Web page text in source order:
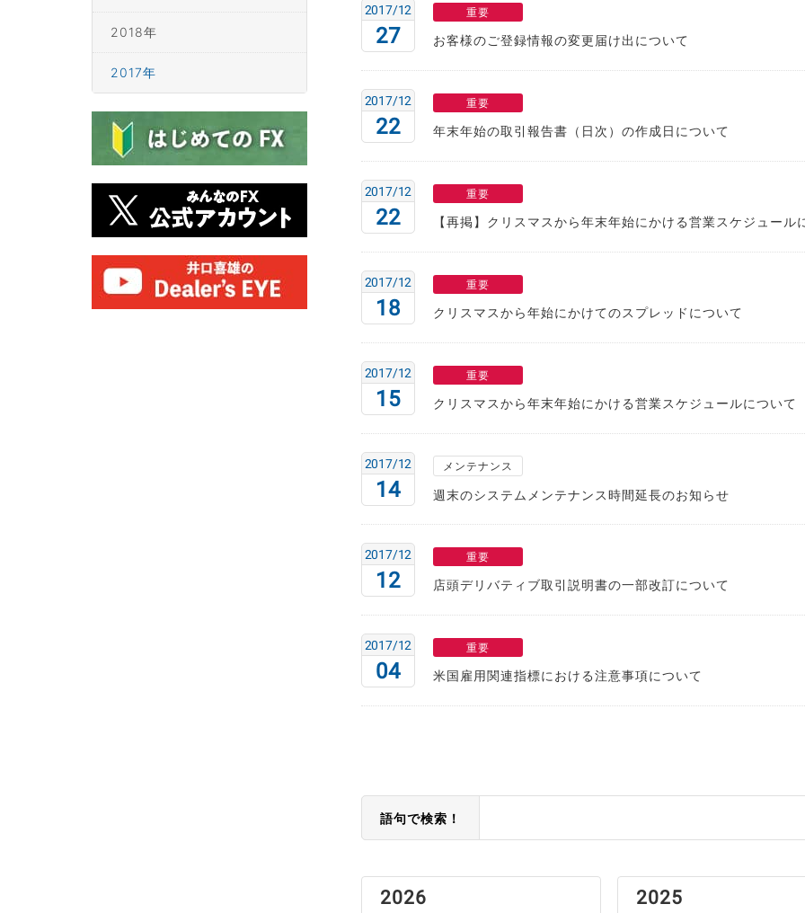
27
2017/12 重要
お客様のご登録情報の変更届け出について
22
2017/12 重要
年末年始の取引報告書（日次）の作成日について
22
2017/12 重要
【再掲】クリスマスから年末年始にかける営業スケジュール
18
2017/12 重要
クリスマスから年始にかけてのスプレッドについて
15
2017/12 重要
クリスマスから年末年始にかける営業スケジュールについて
14
2017/12 メンテナンス
週末のシステムメンテナンス時間延長のお知らせ
12
2017/12 重要
店頭デリバティブ取引説明書の一部改訂について
04
2017/12 重要
米国雇用関連指標における注意事項について
語句で検索！
2026 2025
2018年
2017年